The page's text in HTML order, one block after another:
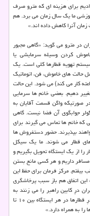
برای هزینه ای كه مترو صرف
ما یك سال زمان می برد. هم
آنرا كاهش داده اند.»
در مترو می گوید: «گاهی مجبور
كردن وسیله سرمایشی یا
تهویه قطارها كلی است. یك
حالت های خاموش، فن، اتوماتیك
برای آن تعریف شده) و كولینگ (۲۴ ساعته كار می كند) می شود. این حالت
دهیم. بعضی خانم ها سرمایی
واگن قسمت آقایان به
جوابگوی آن فضا نیست. گاهی
وقتی كه خانم ها تماس می گیرند برای
بپذیرند. حضور دستفروش ها
قطار می شوند. ما یك سیكل
از یك ایستگاه تحویل بگیریم و
داریم و هر كسی مانع بستن
بیفتم. مركز فرمان برای حفظ این
این اتفاق هم باز سبب پرخاشگری
درِ كابین راهبر را می زنند به
خاطر این اتفاق به ما فحش می دهند. گاهی اوقات درِ قطارها در هر ایستگاه بین ۱۰ تا